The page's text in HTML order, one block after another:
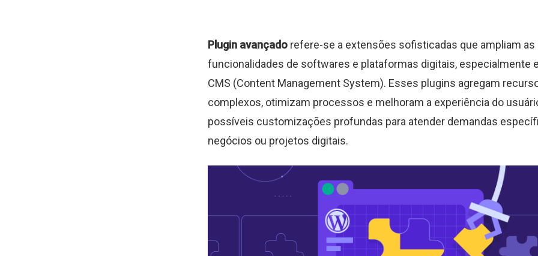
Plugin avançado refere-se a extensões sofisticadas que ampliam as
funcionalidades de softwares e plataformas digitais, especialmente
CMS (Content Management System). Esses plugins agregam
complexos, otimizam processos e melhoram a experiência do
possíveis customizações profundas para atender demandas
negócios ou projetos digitais.